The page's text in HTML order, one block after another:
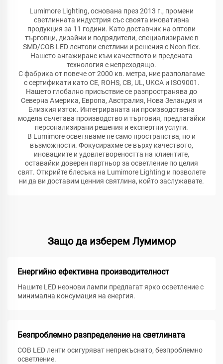
Lumimore Lighting, основана през 2013 г., промени
светлинната индустрия със своята иновативна
продукция за 11 години. Като доставчик на оптови
търговци, дизайни и подрядители, специализираме в
SMD/COB LED лентови светлини и решения с Neon flex.
Нашето ангажиране към качеството и предената
технология е непреходящо.
С фабрика от повече от 2000 кв. метра, ние разполагаме
с сертификати като CE, ROHS, CB, UL, UKCA и ISO9001.
Нашето глобално присъствие се разпространява до
Северна Америка, Европа, Австралия, Нова Зеландия и
Близкия изток. Интегрираната ни производствена
модела съчетава производство и търговия, предлагайки
персонализирани решения и експертни услуги.
В Lumimore осветяваме не само пространства, но и
възможности. Фокусирахме се върху качеството,
иновациите и удовлетвореността на клиентите,
оставайки доверен партньор за осветление по целия
свят. Открийте блесъка на Lumimore Lighting и позволете
ни да ви доставим ценния святлина, който заслужавате.
Защо да изберем Лумимор
Енергийно ефективна производителност
Нашите LED неонови лампи предлагат ярко осветление с
минимална консумация на енергия.
Безпроблемно разпределение на светлината
COB LED ленти осигуряват непрекъснато, безпроблемно
осветление.